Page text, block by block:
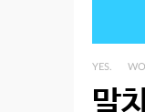
YES.
말